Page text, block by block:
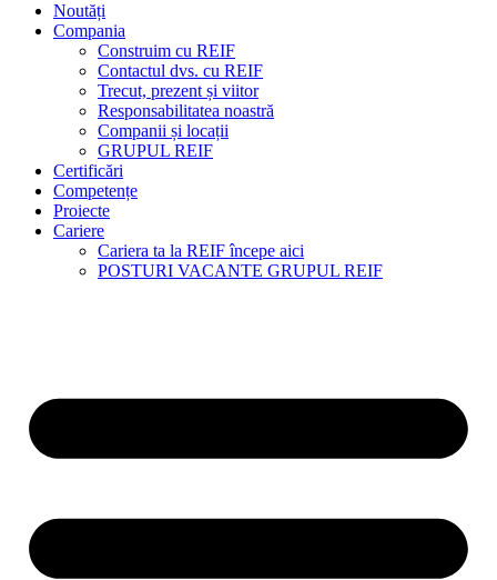
Noutăți
Compania
Construim cu REIF
Contactul dvs. cu REIF
Trecut, prezent și viitor
Responsabilitatea noastră
Companii și locații
GRUPUL REIF
Certificări
Competențe
Proiecte
Cariere
Cariera ta la REIF începe aici
POSTURI VACANTE GRUPUL REIF